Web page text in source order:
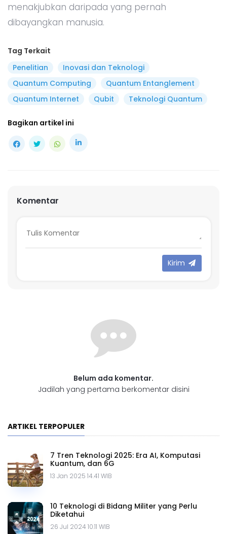
menakjubkan daripada yang pernah
dibayangkan manusia.
Tag Terkait
Penelitian
Inovasi dan Teknologi
Quantum Computing
Quantum Entanglement
Quantum Internet
Qubit Teknologi Quantum
Bagikan artikel ini
Komentar
Kirim
Belum ada komentar.
Jadilah yang pertama berkomentar disini
ARTIKEL TERPOPULER
7 Tren Teknologi 2025: Era AI, Komputasi
Kuantum, dan 6G
13 Jan 2025 14.41 WIB
10 Teknologi di Bidang Militer yang Perlu
Diketahui
26 Jul 2024 10.11 WIB